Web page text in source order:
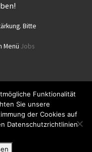
Bitte
Menü Jobs
Rechte vorbehalten
Customizr-Theme
Funktionalität
Sie unsere
der Cookies auf
Datenschutzrichtlinien